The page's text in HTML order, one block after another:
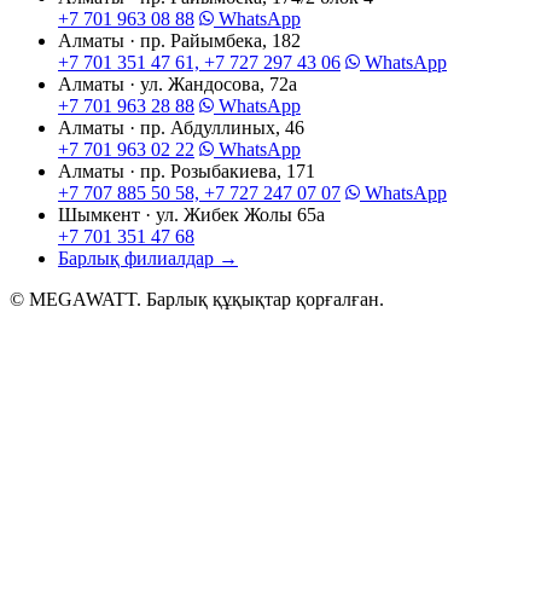
+7 701 963 08 88
WhatsApp
Алматы · пр. Райымбека, 182
+7 701 351 47 61, +7 727 297 43 06
WhatsApp
Алматы · ул. Жандосова, 72а
+7 701 963 28 88
WhatsApp
Алматы · пр. Абдуллиных, 46
+7 701 963 02 22
WhatsApp
Алматы · пр. Розыбакиева, 171
+7 707 885 50 58, +7 727 247 07 07
WhatsApp
Шымкент · ул. Жибек Жолы 65а
+7 701 351 47 68
Барлық филиалдар →
© MEGAWATT. Барлық құқықтар қорғалған.